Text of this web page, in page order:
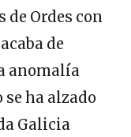
Ordes con
de
anomalía
ha alzado
Galicia